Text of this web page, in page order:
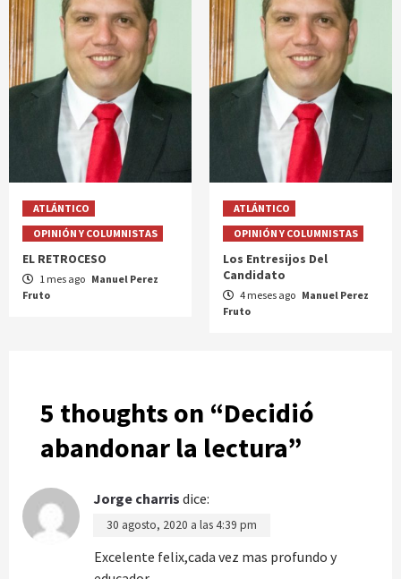
ATLÁNTICO
OPINIÓN Y COLUMNISTAS
EL RETROCESO
1 mes ago Manuel Perez
Fruto
ATLÁNTICO
OPINIÓN Y COLUMNISTAS
Los Entresijos Del
Candidato
4 meses ago Manuel Perez
Fruto
5 thoughts on “Decidió
abandonar la lectura”
Jorge charris dice:
30 agosto, 2020 a las 4:39 pm
Excelente felix,cada vez mas profundo y